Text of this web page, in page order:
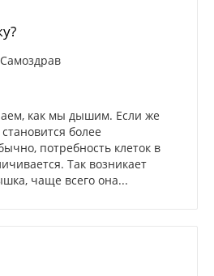
как мы дышим. Если же
более
потребность клеток в
Так возникает
чаще всего она...